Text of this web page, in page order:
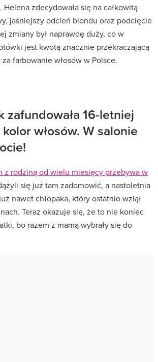
zdecydowała się na całkowitą
jaśniejszy odcień blondu oraz podcięcie
zmiany był naprawdę duży, co w
jest kwotą znacznie przekraczającą
farbowanie włosów w Polsce.
zafundowała 16-letniej
włosów. W salonie
z rodziną od wielu miesięcy przebywa w
się już tam zadomowić, a nastoletnia
nawet chłopaka, który ostatnio wziął
Teraz okazuje się, że to nie koniec
bo razem z mamą wybrały się do